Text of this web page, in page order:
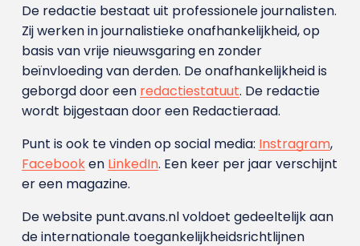
De redactie bestaat uit professionele journalisten.
Zij werken in journalistieke onafhankelijkheid, op
basis van vrije nieuwsgaring en zonder
beïnvloeding van derden. De onafhankelijkheid is
geborgd door een redactiestatuut. De redactie
wordt bijgestaan door een Redactieraad.
Punt is ook te vinden op social media: Instragram,
Facebooken LinkedIn. Een keer per jaar verschijnt
er een magazine.
De website punt.avans.nl voldoet gedeeltelijk aan
de internationale toegankelijkheidsrichtlijnen